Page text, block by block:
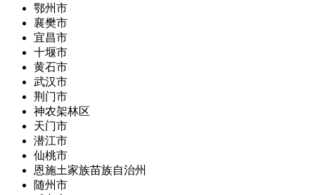
鄂州市
襄樊市
宜昌市
十堰市
黄石市
武汉市
荆门市
神农架林区
天门市
潜江市
仙桃市
恩施土家族苗族自治州
随州市